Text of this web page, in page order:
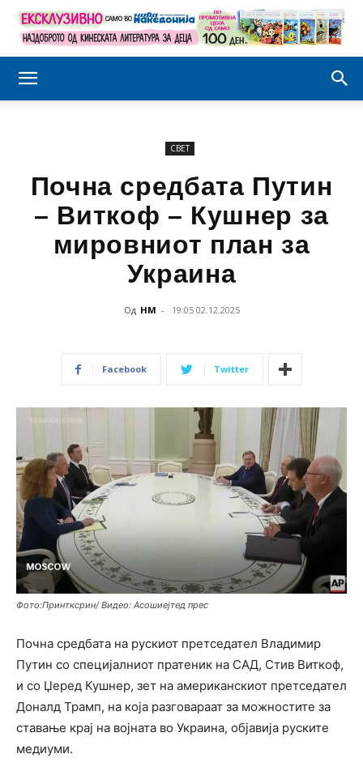
СВЕТ
Почна средбата Путин
– Виткоф – Кушнер за
мировниот план за
Украина
Од НМ - 19:05 02.12.2025
Facebook Twitter
Фото:Принтксрин/ Видео: Асошиејтед прес
Почна средбата на рускиот претседател Владимир
Путин со специјалниот пратеник на САД, Стив Виткоф,
и со Џеред Кушнер, зет на американскиот претседател
Доналд Трамп, на која разговараат за можностите за
ставање крај на војната во Украина, објавија руските
медиуми.